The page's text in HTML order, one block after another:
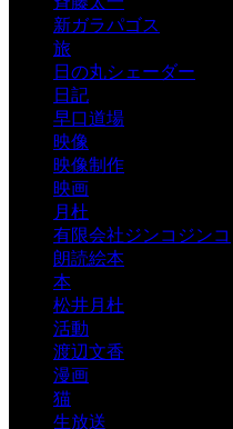
新ガラパゴス
旅
日の丸シェーダー
日記
早口道場
映像
映像制作
映画
月杜
有限会社ジンコジンコ
朗読絵本
本
松井月杜
活動
渡辺文香
漫画
猫
生放送